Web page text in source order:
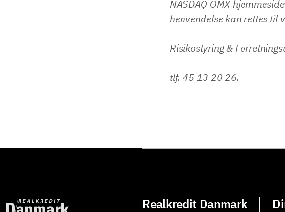
NASDAQ OMX
henvendelse kan rettes til
Risikostyring &
tlf. 45 13 20 26.
Realkredit Danmark